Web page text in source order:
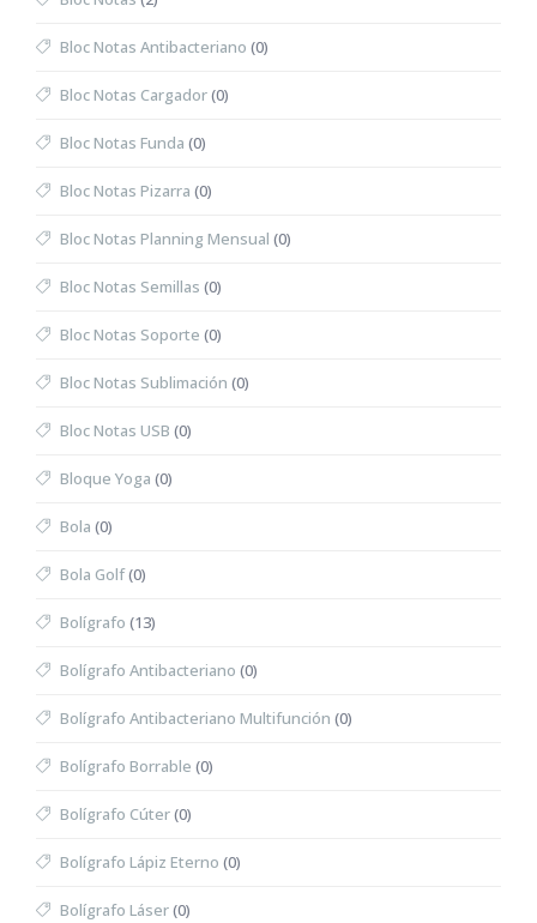
Bloc Notas Antibacteriano (0)
Bloc Notas Cargador(0)
Bloc Notas Funda (0)
Bloc Notas Pizarra (0)
Bloc Notas Planning Mensual (0)
Bloc Notas Semillas (0)
Bloc Notas Soporte (0)
Bloc Notas Sublimación (0)
Bloc Notas USB (0)
Bloque Yoga (0)
Bola (0)
Bola Golf(0)
Bolígrafo (13)
Bolígrafo Antibacteriano (0)
Bolígrafo Antibacteriano Multifunción (0)
Bolígrafo Borrable (0)
Bolígrafo Cúter(0)
Bolígrafo Lápiz Eterno (0)
Bolígrafo Láser(0)